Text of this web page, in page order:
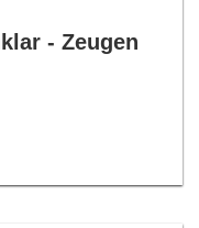
- Zeugen